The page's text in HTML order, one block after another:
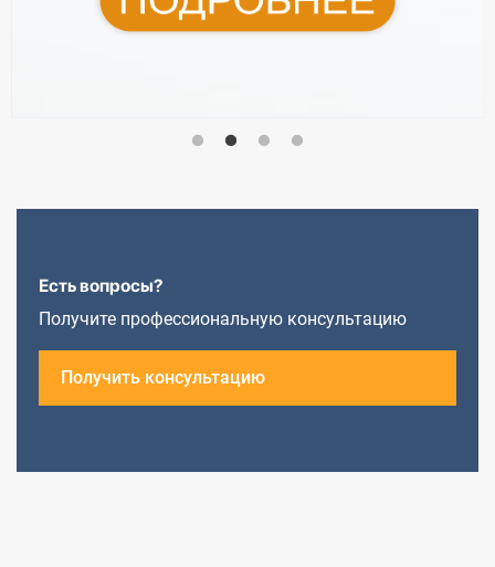
Есть вопросы?
Получите профессиональную консультацию
Получить консультацию